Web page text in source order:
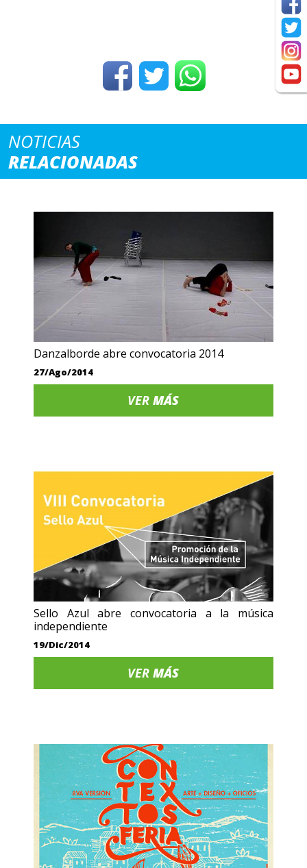
NOTICIAS
RELACIONADAS
Danzalborde abre convocatoria 2014
27/Ago/2014
VERMÁS
Sello Azul abre convocatoria a la música
independiente
19/Dic/2014
VERMÁS